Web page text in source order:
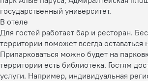
государственный университет.
В отеле
Для гостей работает бар и ресторан.
территории поможет всегда оставаться
Припарковаться можно будет на
территории есть библиотека. Гостям
услуги. Например, индивидуальная